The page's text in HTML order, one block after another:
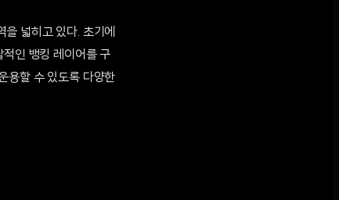
넓히고 있다. 초기에
인 뱅킹 레이어를 구
용할 수 있도록 다양한